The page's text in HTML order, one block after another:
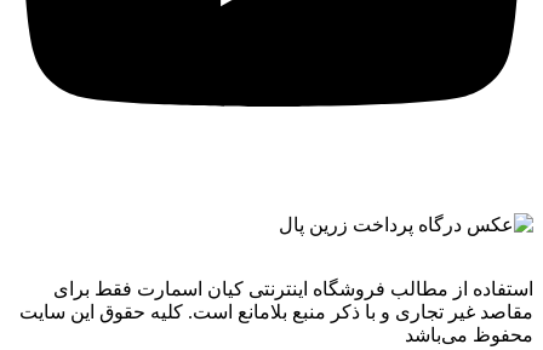
استفاده از مطالب فروشگاه اینترنتی کیان اسمارت فقط برای
مقاصد غیر تجاری و با ذکر منبع بلامانع است. کليه حقوق اين سايت
محفوظ می‌باشد